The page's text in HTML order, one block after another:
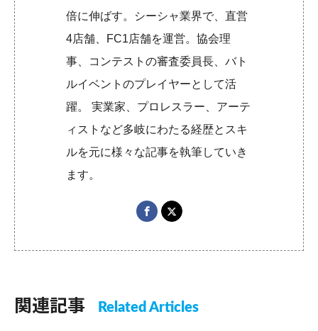
倍に伸ばす。シーシャ業界で、直営
4店舗、FC1店舗を運営。協会理
事、コンテストの審査委員長、バト
ルイベントのプレイヤーとして活
躍。 実業家、プロレスラー、アーテ
ィストなど多岐にわたる経歴とスキ
ルを元に様々な記事を執筆していき
ます。
関連記事 Related Articles